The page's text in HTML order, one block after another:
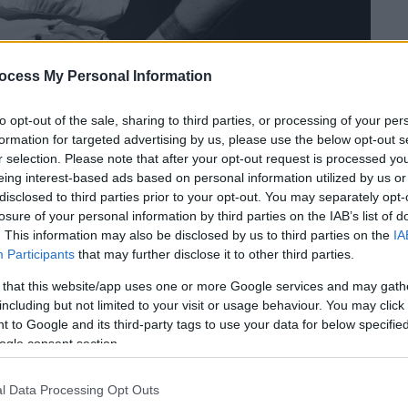
My Personal Information
opt-out of the sale, sharing to third parties, or processing of your
for targeted advertising by us, please use the below opt-out
selection. Please note that after your opt-out request is processed
interest-based ads based on personal information utilized by us
to third parties prior to your opt-out. You may separately
of your personal information by third parties on the IAB’s list of
This information may also be disclosed by us to third parties on the
Participants that may further disclose it to other third parties.
that this website/app uses one or more Google services and may
but not limited to your visit or usage behaviour. You may
to Google and its third-party tags to use your data for below
consent section.
Data Processing Opt Outs
το ΕΘΝΟΣ στη Google
του Μάνου Καρατζογιάννη«Για την
μετά την επιτυχημένη πρεμιέρα της στο
«Θέμα Εμφύλιος» της Πειραματικής
για δύο σεζόν: πρώτα στο Tempus Verum
θεατρική περίοδο, στο Θέατρο
της παρουσιάστηκε επίσης στο
Καβάλα, στην Μυτιλήνη,στην Πάτρα
πρώτη φορά στην σκηνή την
, θύμα των Δεκεμβριανών, η ηθοποιός